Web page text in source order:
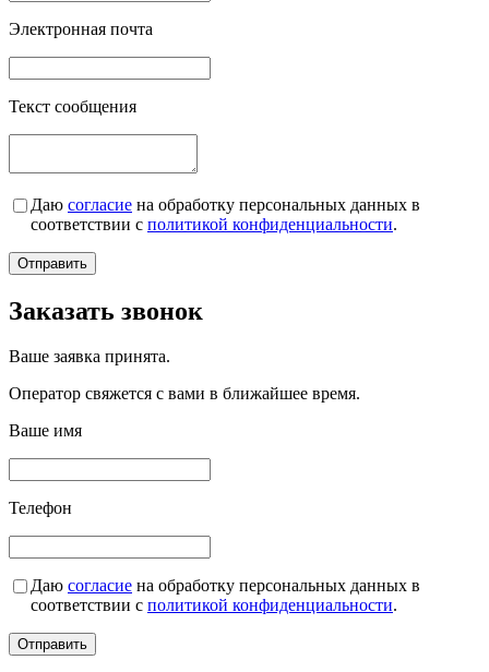
Электронная почта
Текст сообщения
Даю согласие на обработку персональных данных в
соответствии с политикой конфиденциальности.
Заказать звонок
Ваше заявка принята.
Оператор свяжется с вами в ближайшее время.
Ваше имя
Телефон
Даю согласие на обработку персональных данных в
соответствии с политикой конфиденциальности.